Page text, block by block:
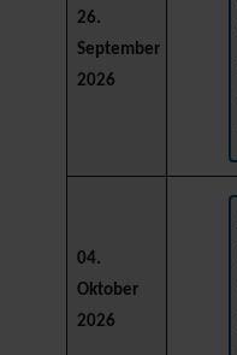
26.
September
2026
04.
Oktober
2026